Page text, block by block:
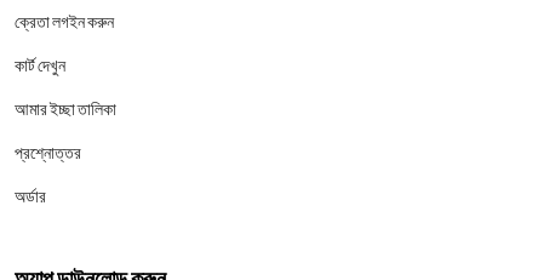
ক্রেতা লগইন করুন
কার্ট দেখুন
আমার ইচ্ছা তালিকা
প্রশ্নোত্তর
অর্ডার